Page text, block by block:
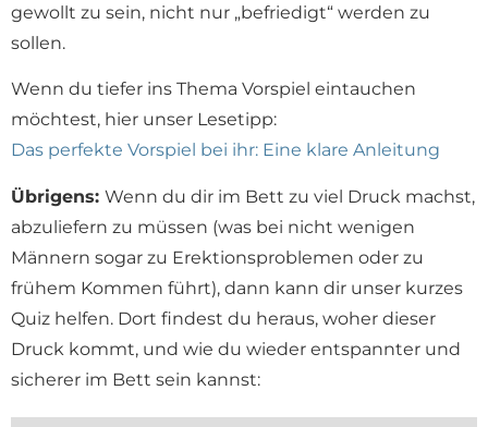
gewollt zu sein, nicht nur „befriedigt“ werden zu
sollen.
Wenn du tiefer ins Thema Vorspiel eintauchen
möchtest, hier unser Lesetipp:
Das perfekte Vorspiel bei ihr: Eine klare Anleitung
Übrigens: Wenn du dir im Bett zu viel Druck machst,
abzuliefern zu müssen (was bei nicht wenigen
Männern sogar zu Erektionsproblemen oder zu
frühem Kommen führt), dann kann dir unser kurzes
Quiz helfen. Dort findest du heraus, woher dieser
Druck kommt, und wie du wieder entspannter und
sicherer im Bett sein kannst: